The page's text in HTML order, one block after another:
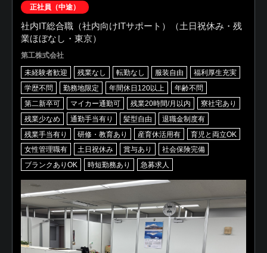
正社員（中途）
社内IT総合職（社内向けITサポート）（土日祝休み・残
業ほぼなし・東京）
第工株式会社
未経験者歓迎 残業なし 転勤なし 服装自由
福利厚生充実
学歴不問
勤務地限定 年間休日120以上
年齢不問
第二新卒可
マイカー通勤可 残業20時間/月以内
寮社宅あり
残業少なめ
通勤手当有り 髪型自由
退職金制度有
残業手当有り
研修・教育あり 産育休活用有
育児と両立OK
女性管理職有
土日祝休み 賞与あり
社会保険完備
ブランクありOK
時短勤務あり 急募求人